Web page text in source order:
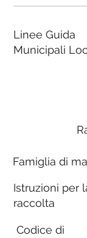
Famiglia di
Istruzioni per
raccolta
Codice di
Linee Guida
Municipali